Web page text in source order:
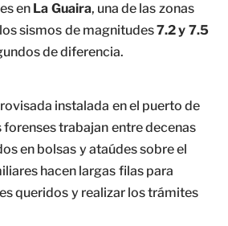
en La Guaira, una de las zonas
sismos de magnitudes7.2 y 7.5
de diferencia.
instalada en el puerto de
trabajan entre decenas
en bolsas y ataúdes sobre el
hacen largas filas para
queridos y realizar los trámites